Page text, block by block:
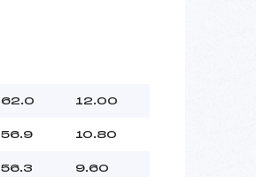
62.0 12.00
56.9 10.80
56.3 9.60